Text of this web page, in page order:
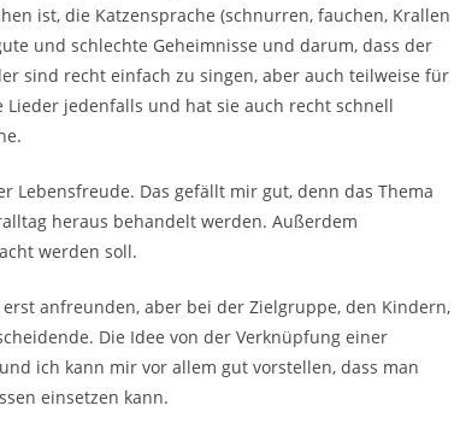
ist, die Katzensprache (schnurren, fauchen, Krallen
und schlechte Geheimnisse und darum, dass der
sind recht einfach zu singen, aber auch teilweise für
jedenfalls und hat sie auch recht schnell
Lebensfreude. Das gefällt mir gut, denn das Thema
heraus behandelt werden. Außerdem
werden soll.
anfreunden, aber bei der Zielgruppe, den Kindern,
Die Idee von der Verknüpfung einer
ich kann mir vor allem gut vorstellen, dass man
einsetzen kann.